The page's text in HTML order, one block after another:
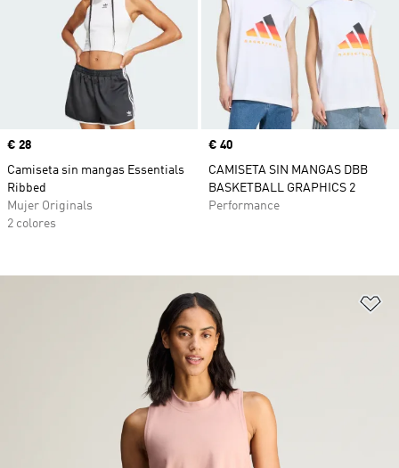
Precio
€ 28
Camiseta sin mangas Essentials
Ribbed
Mujer Originals
2 colores
Precio
€ 40
CAMISETA SIN MANGAS DBB
BASKETBALL GRAPHICS 2
Performance